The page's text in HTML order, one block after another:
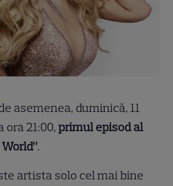
asemenea, duminică, 11
ora 21:00, primul episod al
.
artista solo cel mai bine